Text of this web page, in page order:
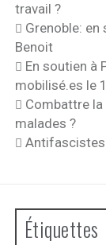
travail ?
Grenoble: en
Benoit
En soutien à
mobilisé.es le
Combattre
malades ?
Étiquettes